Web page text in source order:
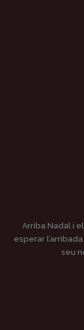
Arriba Nadal i
esperar
seu